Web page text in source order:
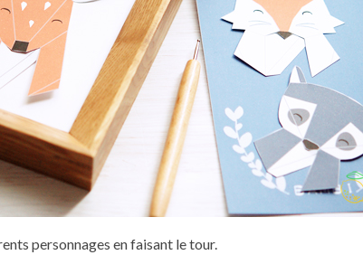
personnages en faisant le tour.